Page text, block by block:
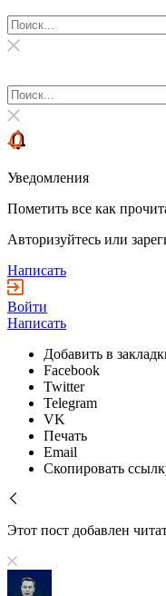
Уведомления
Пометить все как
Авторизуйтесь или
Написать
Войти
Написать
Добавить в
Facebook
Twitter
Telegram
VK
Печать
Email
Скопировать
Этот пост добавлен